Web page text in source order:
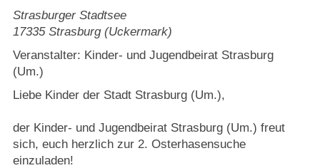
Strasburger Stadtsee
17335 Strasburg (Uckermark)
Veranstalter: Kinder- und Jugendbeirat Strasburg
(Um.)
Liebe Kinder der Stadt Strasburg (Um.),
der Kinder- und Jugendbeirat Strasburg (Um.) freut
sich, euch herzlich zur 2. Osterhasensuche
einzuladen!